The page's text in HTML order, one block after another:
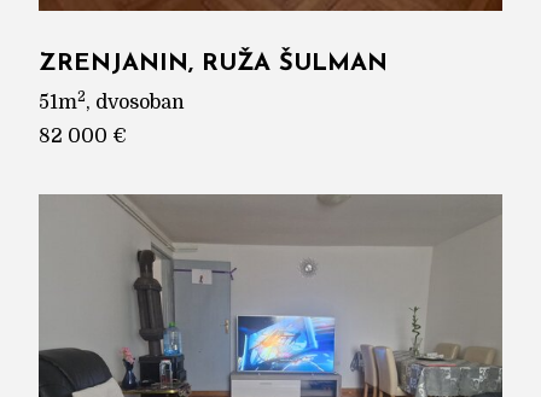
ZRENJANIN, RUŽA ŠULMAN
51m2, dvosoban
82 000 €